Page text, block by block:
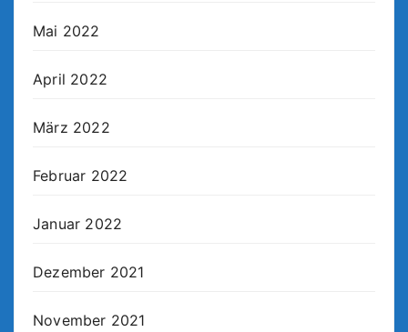
Mai 2022
April 2022
März 2022
Februar 2022
Januar 2022
Dezember 2021
November 2021